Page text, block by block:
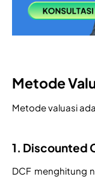
Metode
Metode valuasi
1. Discounted
DCF menghitung